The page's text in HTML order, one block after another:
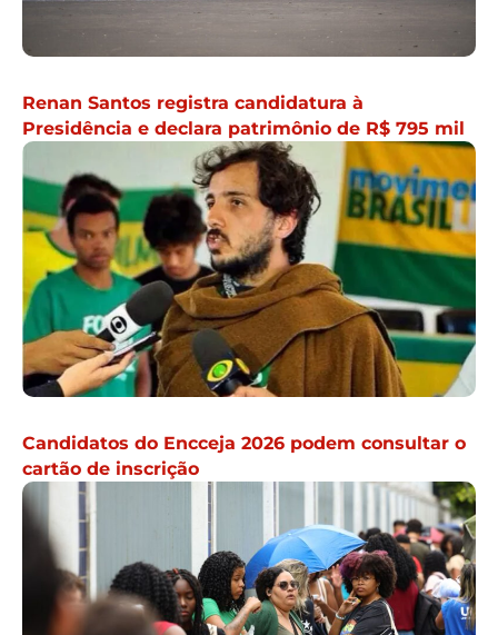
Renan Santos registra candidatura à
Presidência e declara patrimônio de R$ 795 mil
Candidatos do Encceja 2026 podem consultar o
cartão de inscrição